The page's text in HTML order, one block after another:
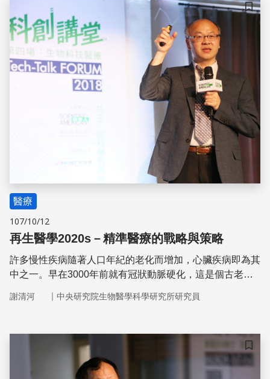
儲存
醫療
107/10/12
再生醫學2020s－精準醫療的戰略與策略
許多慢性疾病隨著人口年紀的老化而增加，心臟疾病即為其
中之一。早在3000年前就有冠狀動脈硬化，這是個古老的
謝清河 ｜ 中央研究院生物醫學科學研究所研究員
儲存